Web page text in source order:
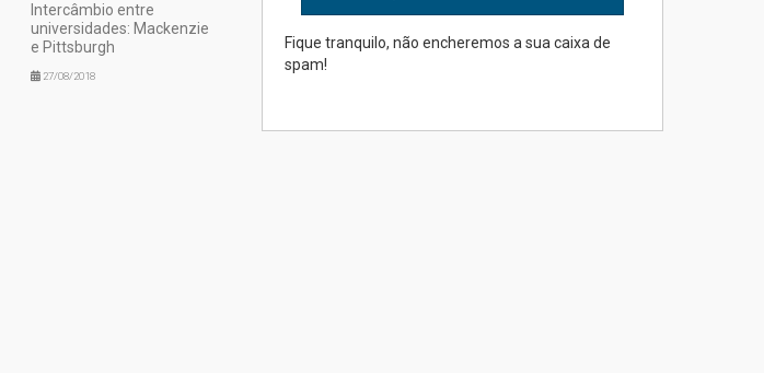
Intercâmbio entre
universidades: Mackenzie
e Pittsburgh
27/08/2018
Brasília prepara seus
estudantes para o PAS antes
mesmo do Ensino Médio
Fique tranquilo, não encheremos a sua caixa de
spam!